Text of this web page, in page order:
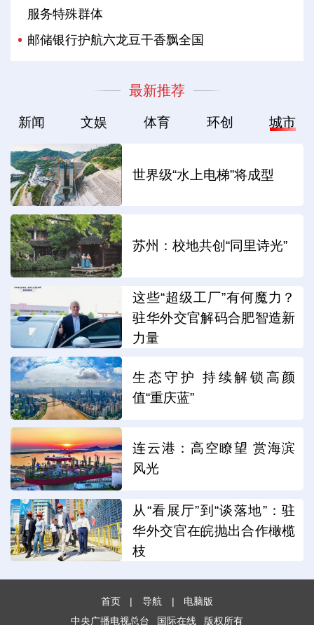
服务特殊群体
邮储银行护航六龙豆干香飘全国
最新推荐
新闻 文娱 体育 环创 城市
世界级“水上电梯”将成型
苏州：校地共创“同里诗光”
这些“超级工厂”有何魔力？
驻华外交官解码合肥智造新
力量
生态守护 持续解锁高颜
值“重庆蓝”
连云港：高空瞭望 赏海滨
风光
从“看展厅”到“谈落地”：驻
华外交官在皖抛出合作橄榄
枝
首页 | 导航 |
电脑版
中央广播电视总台
国际在线 版权所有